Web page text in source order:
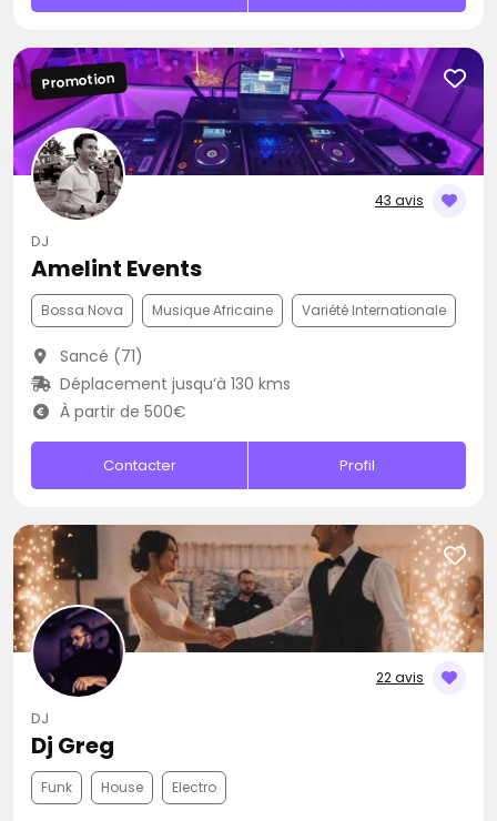
43 avis
Promotion
DJ
Amelint Events
Bossa Nova Musique Africaine Variété Internationale
Sancé (71)
Déplacement jusqu’à 130 kms
À partir de 500€
Contacter Profil
22 avis
DJ
Dj Greg
Funk House Electro